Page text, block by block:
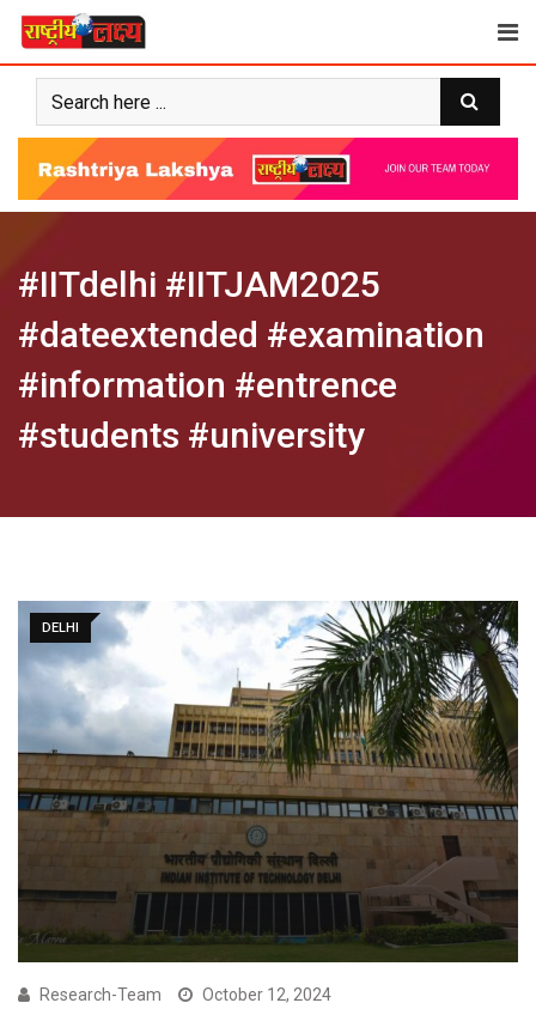
Skip
content
#IITdelhi #IITJAM2025
#dateextended #examination
#information #entrence
#students #university
DELHI
Research-Team October 12, 2024